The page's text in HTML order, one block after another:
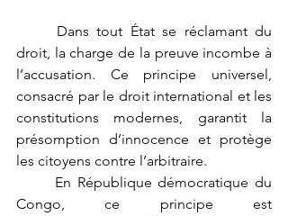
droit, la charge de la preuve incombe à
l’accusation. Ce principe universel,
consacré par le droit international et les
constitutions modernes, garantit la
présomption d’innocence et protège
les citoyens contre l’arbitraire.
Congo, ce principe est